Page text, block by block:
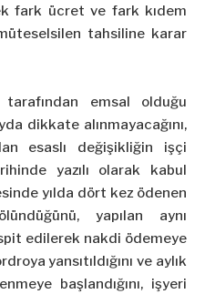
fark ücret ve fark kıdem
tahsiline karar
emsal olduğu
dikkate alınmayacağını,
esaslı değişikliğin işçi
yazılı olarak kabul
yılda dört kez ödenen
yapılan aynı
edilerek nakdi ödemeye
yansıtıldığını ve aylık
başlandığını, işyeri